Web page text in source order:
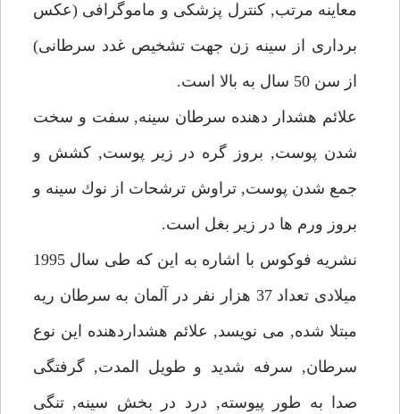
معاينه مرتب, كنترل پزشكى و ماموگرافى (عكس
بردارى از سينه زن جهت تشخيص غدد سرطانى)
از سن 50 سال به بالا است.
علائم هشدار دهنده سرطان سينه, سفت و سخت
شدن پوست, بروز گره در زير پوست, كشش و
جمع شدن پوست, تراوش ترشحات از نوك سينه و
بروز ورم ها در زير بغل است.
نشريه فوكوس با اشاره به اين كه طى سال 1995
ميلادى تعداد 37 هزار نفر در آلمان به سرطان ريه
مبتلا شده, مى نويسد, علائم هشداردهنده اين نوع
سرطان, سرفه شديد و طويل المدت, گرفتگى
صدا به طور پيوسته, درد در بخش سينه, تنگى